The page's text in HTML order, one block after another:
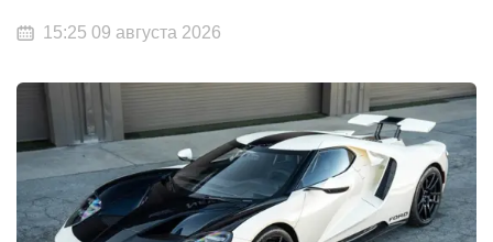
15:25 09 августа 2026